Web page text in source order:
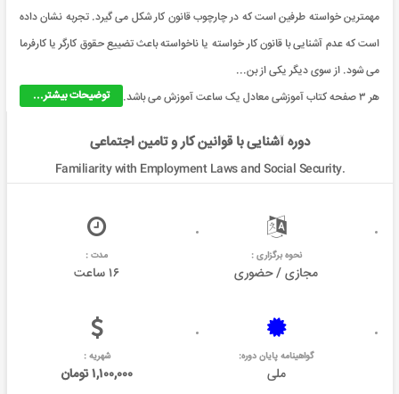
مهمترین خواسته طرفین است که در چارچوب قانون کار شکل می گیرد. تجربه نشان داده
است که عدم آشنایی با قانون کار خواسته یا ناخواسته باعث تضییع حقوق کارگر یا کارفرما
می شود. از سوی دیگر یکی از بن...
توضیحات بیشتر...
هر ۳ صفحه کتاب آموزشی معادل یک ساعت آموزش می باشد.
دوره آشنایی با قوانین کار و تامین اجتماعی
Familiarity with Employment Laws and Social Security.
نحوه برگزاری :
مجازی / حضوری
مدت :
۱۶ ساعت
گواهینامه پایان دوره:
ملی
شهریه :
۱,۱۰۰,۰۰۰ تومان